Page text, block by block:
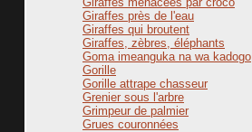
Giraffes près de l'eau
Giraffes qui broutent
Giraffes, zèbres, éléphants
Goma imeanguka na wa kadogo
Gorille
Gorille attrape chasseur
Grenier sous l'arbre
Grimpeur de palmier
Grues couronnées